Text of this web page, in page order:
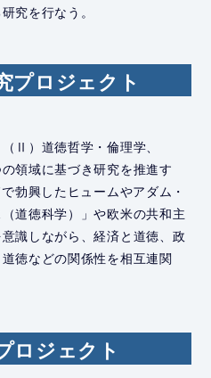
究を行なう。
プロジェクト
Ⅱ）道徳哲学・倫理学、
領域に基づき研究を推進す
勃興したヒュームやアダム・
道徳科学）」や欧米の共和主
識しながら、経済と道徳、政
徳などの関係性を相互連関
ロジェクト